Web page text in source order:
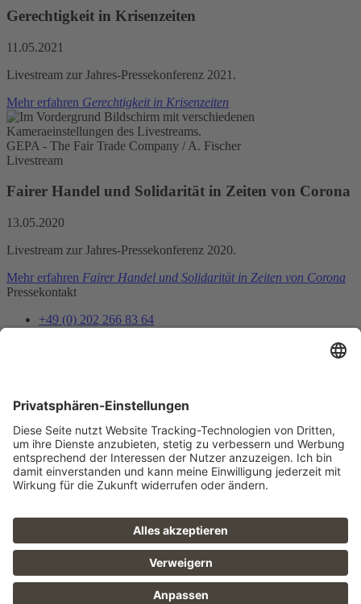
Gerechtigkeit in Krisenzeiten
11.05.2021
Livestream zur Jahres-Pressekonferenz 2021.
Mehr erfahren Gerechtigkeit in Krisenzeiten
GEPA - The Fair Trade Company / A. Fischer
Livestream
Fairer Handel und Solidarität in Zeiten von Corona
13.05.2020
Livestream zur Jahres-Pressekonferenz 2020.
Mehr erfahren Fairer Handel und Solidarität in Zeiten von Corona
Pressekontakt
+49 (0) 202 266 83 64
Jetzt anmelden
FAQ
Datenschutz
Barrierefreiheit